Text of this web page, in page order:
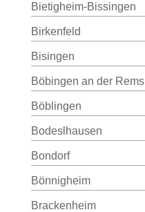
Bietigheim-Bissingen
Birkenfeld
Bisingen
Böbingen an der Rems
Böblingen
Bodeslhausen
Bondorf
Bönnigheim
Brackenheim